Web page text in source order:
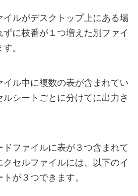
イルがデスクトップ上にある場
に枝番が１つ増えた別ファイ
。
ル中に複数の表が含まれてい
シートごとに分けてに出力さ
ファイルに表が３つ含まれて
セルファイルには、以下のイ
が３つできます。